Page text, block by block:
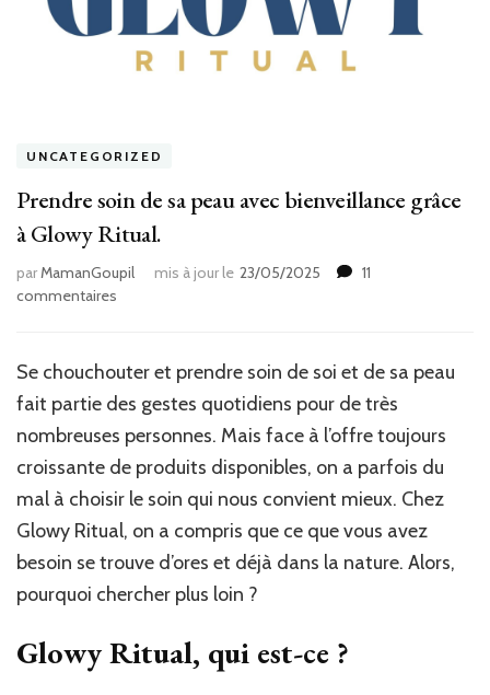
UNCATEGORIZED
Prendre soin de sa peau avec bienveillance grâce
à Glowy Ritual.
parMamanGoupil mis à jour le 23/05/2025
11
commentaires
de
peau
avec
bienveillance
grâce
à
Glowy
Se chouchouter et prendre soin de soi et de sa peau
fait partie des gestes quotidiens pour de très
nombreuses personnes. Mais face à l’offre toujours
croissante de produits disponibles, on a parfois du
mal à choisir le soin qui nous convient mieux. Chez
Glowy Ritual, on a compris que ce que vous avez
besoin se trouve d’ores et déjà dans la nature. Alors,
pourquoi chercher plus loin ?
Glowy Ritual, qui est-ce ?